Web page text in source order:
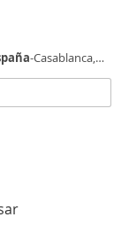
-Casablanca,